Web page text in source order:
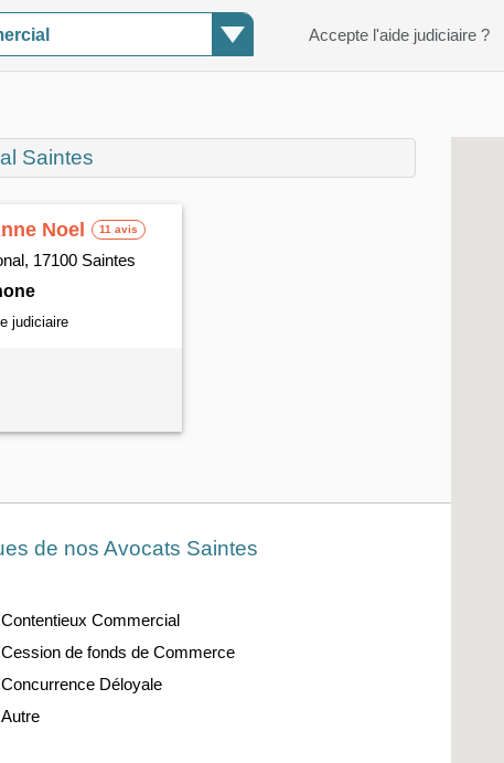
Accepte l'aide judiciaire ?
Saintes
Noel 11 avis
17100 Saintes
judiciaire
de nos Avocats Saintes
Contentieux Commercial
Cession de fonds de Commerce
Concurrence Déloyale
Autre